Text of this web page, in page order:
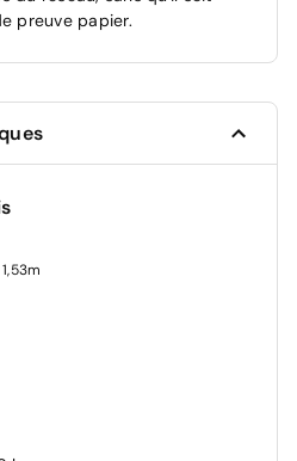
preuve papier.
1,53m